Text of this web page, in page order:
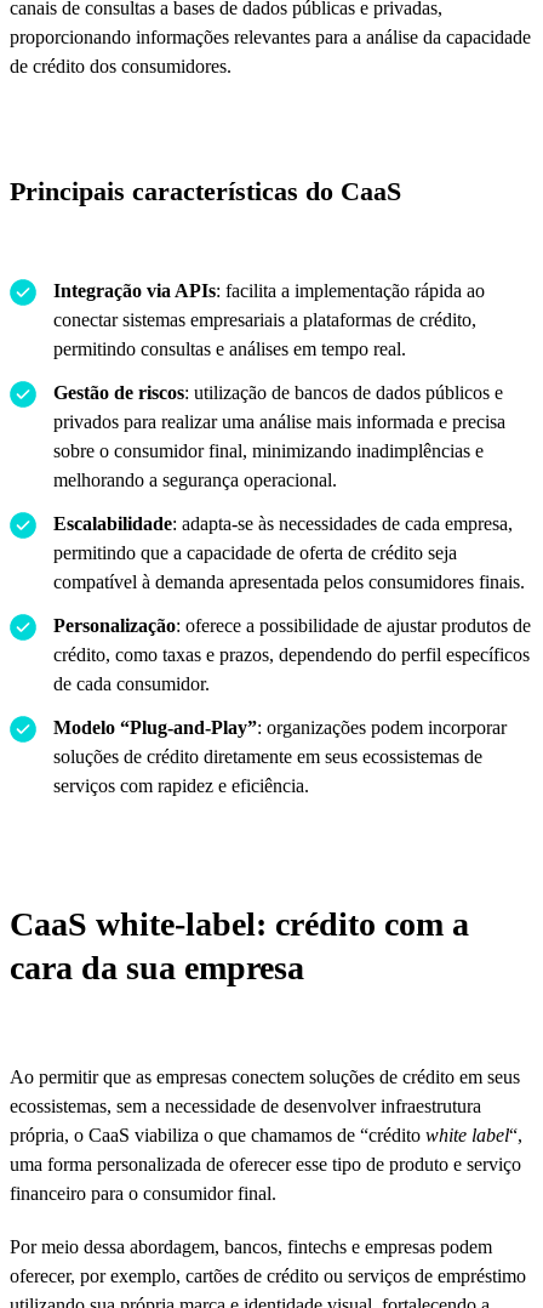
canais de consultas a bases de dados públicas e privadas,
proporcionando informações relevantes para a análise da capacidade
de crédito dos consumidores.
Principais características do CaaS
Integração via APIs: facilita a implementação rápida ao
conectar sistemas empresariais a plataformas de crédito,
permitindo consultas e análises em tempo real.
Gestão de riscos: utilização de bancos de dados públicos e
privados para realizar uma análise mais informada e precisa
sobre o consumidor final, minimizando inadimplências e
melhorando a segurança operacional.
Escalabilidade: adapta-se às necessidades de cada empresa,
permitindo que a capacidade de oferta de crédito seja
compatível à demanda apresentada pelos consumidores finais.
Personalização: oferece a possibilidade de ajustar produtos de
crédito, como taxas e prazos, dependendo do perfil específicos
de cada consumidor.
Modelo “Plug-and-Play”: organizações podem incorporar
soluções de crédito diretamente em seus ecossistemas de
serviços com rapidez e eficiência.
CaaS white-label: crédito com a
cara da sua empresa
Ao permitir que as empresas conectem soluções de crédito em seus
ecossistemas, sem a necessidade de desenvolver infraestrutura
própria, o CaaS viabiliza o que chamamos de “crédito white label“,
uma forma personalizada de oferecer esse tipo de produto e serviço
financeiro para o consumidor final.
Por meio dessa abordagem, bancos, fintechs e empresas podem
oferecer, por exemplo, cartões de crédito ou serviços de empréstimo